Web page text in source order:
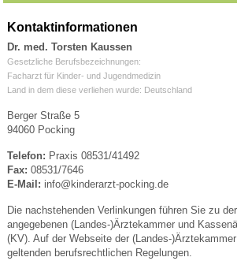
Kontaktinformationen
Dr. med. Torsten Kaussen
Gesetzliche Berufsbezeichnungen:
Facharzt für Kinder- und Jugendmedizin
Land in dem diese verliehen wurde: Deutschland
Berger Straße 5
94060 Pocking
Telefon: Praxis 08531/41492
Fax: 08531/7646
E-Mail: info@kinderarzt-pocking.de
Die nachstehenden Verlinkungen führen Sie zu
angegebenen (Landes-)Ärztekammer und
(KV). Auf der Webseite der (Landes-
geltenden berufsrechtlichen Regelungen.